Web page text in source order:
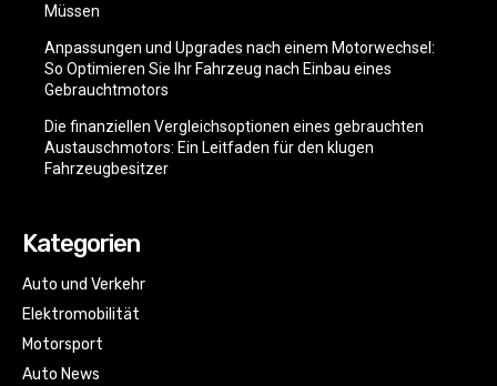
Müssen
Anpassungen und Upgrades nach einem Motorwechsel:
So Optimieren Sie Ihr Fahrzeug nach Einbau eines
Gebrauchtmotors
Die finanziellen Vergleichsoptionen eines gebrauchten
Austauschmotors: Ein Leitfaden für den klugen
Fahrzeugbesitzer
Kategorien
Auto und Verkehr
Elektromobilität
Motorsport
Auto News